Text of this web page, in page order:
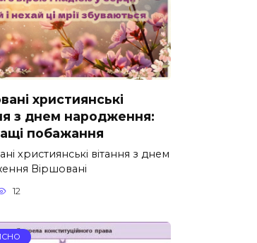
християнські
з днем народження:
побажання
християнські вітання з днем
Віршовані
12